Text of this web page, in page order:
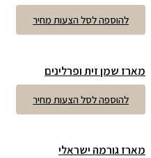
להוספה לסל הצעות מחיר
מארז שמן זית ופרלינים
להוספה לסל הצעות מחיר
מארז גורמה ישראלי